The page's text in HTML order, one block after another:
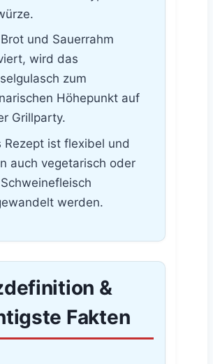
und Sauerrahm
wird das
zum
Höhepunkt auf
Grillparty.
Rezept ist flexibel und
auch vegetarisch oder
werden.
&
Fakten